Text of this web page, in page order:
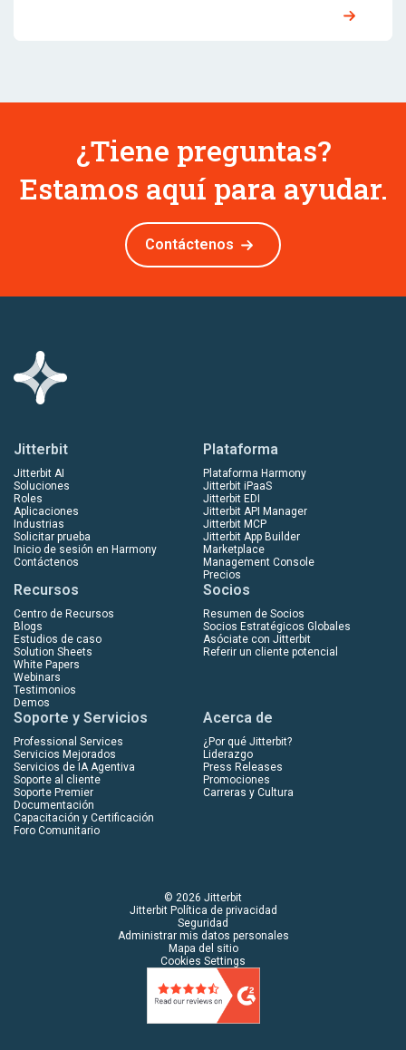
¿Tiene preguntas?
Estamos aquí para ayudar.
Contáctenos
Jitterbit
Jitterbit AI
Soluciones
Roles
Aplicaciones
Industrias
Solicitar prueba
Inicio de sesión en Harmony
Contáctenos
Plataforma
Plataforma Harmony
Jitterbit iPaaS
Jitterbit EDI
Jitterbit API Manager
Jitterbit MCP
Jitterbit App Builder
Marketplace
Management Console
Precios
Recursos
Centro de Recursos
Blogs
Estudios de caso
Solution Sheets
White Papers
Webinars
Testimonios
Demos
Socios
Resumen de Socios
Socios Estratégicos Globales
Asóciate con Jitterbit
Referir un cliente potencial
Soporte y Servicios
Professional Services
Servicios Mejorados
Servicios de IA Agentiva
Soporte al cliente
Soporte Premier
Documentación
Capacitación y Certificación
Foro Comunitario
Acerca de
¿Por qué Jitterbit?
Liderazgo
Press Releases
Promociones
Carreras y Cultura
© 2026 Jitterbit
Jitterbit Política de privacidad
Seguridad
Administrar mis datos personales
Mapa del sitio
Cookies Settings